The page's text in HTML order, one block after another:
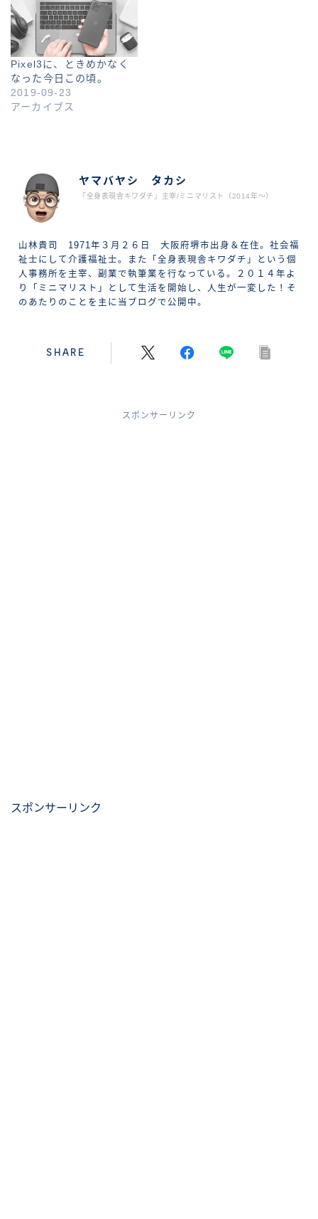
Pixel3に、ときめかなく
なった今日この頃。
2019-09-23
アーカイブス
ヤマバヤシ タカシ
「全身表現舎キワダチ」主宰/ミニマリスト（2014年〜）
山林貴司 1971年３月２６日 大阪府堺市出身＆在住。社会福
祉士にして介護福祉士。また「全身表現舎キワダチ」という個
人事務所を主宰、副業で執筆業を行なっている。２０１４年よ
り「ミニマリスト」として生活を開始し、人生が一変した！そ
のあたりのことを主に当ブログで公開中。
SHARE
スポンサーリンク
スポンサーリンク